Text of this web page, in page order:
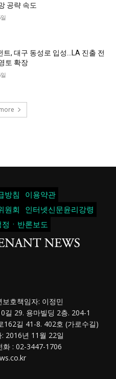
공략 속도
트, 대구 동성로 입성…LA 진출 전
토 확장
방침
이용약관
원회
인터넷신문윤리강령
정ㆍ반론보도
호책임자: 이정민
길 29. 용마빌딩 2층. 204-1
162길 41-8. 402호 (가로수길)
2016년 11월 22일
: 02-3447-1706